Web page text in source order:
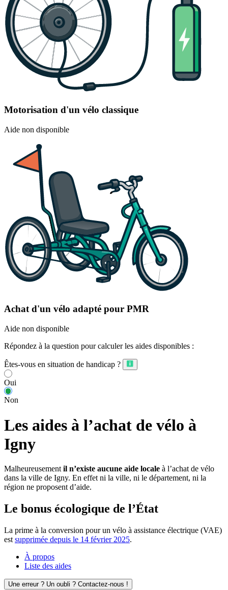
Motorisation d'un vélo classique
Aide non disponible
Achat d'un vélo adapté pour PMR
Aide non disponible
Répondez à la question pour calculer les aides disponibles :
Êtes-vous en situation de handicap ?
Oui
Non
Les aides à l’achat de vélo à
Igny
Malheureusement il n’existe aucune aide locale à l’achat de vélo
dans la ville de Igny. En effet ni la ville, ni le département, ni la
région ne proposent d’aide.
Le bonus écologique de l’État
La prime à la conversion pour un vélo à assistance électrique (VAE)
est supprimée depuis le 14 février 2025.
À propos
Liste des aides
Une erreur ? Un oubli ? Contactez-nous !